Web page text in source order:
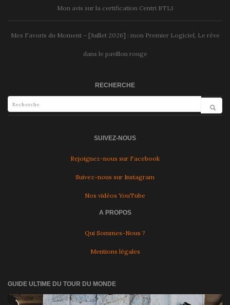
Mon avis sur la certification Centri BTL1
Mes Favoris du Moment – [Juillet 2026] : mon Premier Logiciel, Le rêve
dans le pavillon rouge
RECHERCHE
SUIVEZ-NOUS
Rejoignez-nous sur Facebook
Suivez-nous sur Instagram
Nos vidéos YouTube
A PROPOS
Qui Sommes-Nous ?
Mentions légales
GUIDE ULTIME DU TOUR DU MONDE